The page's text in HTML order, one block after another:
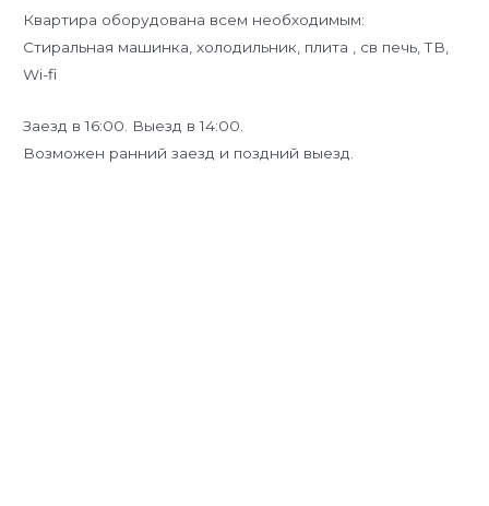
Квартира оборудована всем необходимым:
Стиральная машинка, холодильник, плита , св печь, ТВ,
Wi-fi
Заезд в 16:00. Выезд в 14:00.
Возможен ранний заезд и поздний выезд.